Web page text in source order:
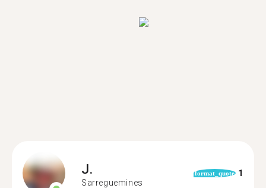
J.
Sarreguemines
format_quote 1